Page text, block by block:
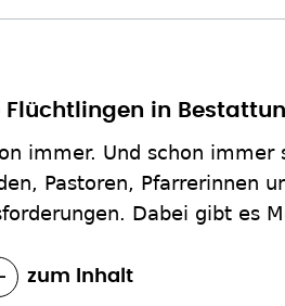
Flüchtlingen in
immer. Und schon immer
Pastoren, Pfarrerinnen
Dabei gibt es
zum Inhalt